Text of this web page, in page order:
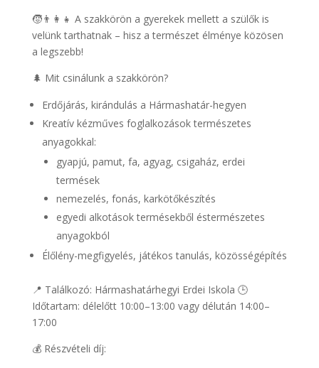
🧒👨‍👩‍👧 A szakkörön a gyerekek mellett a szülők is
velünk tarthatnak – hisz a természet élménye közösen
a legszebb!
🌲 Mit csinálunk a szakkörön?
Erdőjárás, kirándulás a Hármashatár-hegyen
Kreatív kézműves foglalkozások természetes
anyagokkal:
gyapjú, pamut, fa, agyag, csigaház, erdei
termések
nemezelés, fonás, karkötőkészítés
egyedi alkotások termésekből éstermészetes
anyagokból
Élőlény-megfigyelés, játékos tanulás, közösségépítés
📍 Találkozó: Hármashatárhegyi Erdei Iskola 🕒
Időtartam: délelőtt 10:00–13:00 vagy délután 14:00–
17:00
💰 Részvételi díj: